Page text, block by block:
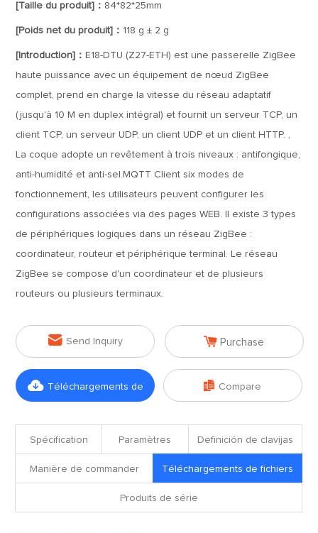
[Taille du produit]： 84*82*25mm
[Poids net du produit]： 118 g ± 2 g
[Introduction]： E18-DTU (Z27-ETH) est une passerelle ZigBee
haute puissance avec un équipement de nœud ZigBee
complet, prend en charge la vitesse du réseau adaptatif
(jusqu'à 10 M en duplex intégral) et fournit un serveur TCP, un
client TCP, un serveur UDP, un client UDP et un client HTTP. ,
La coque adopte un revêtement à trois niveaux : antifongique,
anti-humidité et anti-sel.MQTT Client six modes de
fonctionnement, les utilisateurs peuvent configurer les
configurations associées via des pages WEB. Il existe 3 types
de périphériques logiques dans un réseau ZigBee :
coordinateur, routeur et périphérique terminal. Le réseau
ZigBee se compose d'un coordinateur et de plusieurs
routeurs ou plusieurs terminaux.
 Send Inquiry  Purchase
 Téléchargements de  Compare
Spécification Paramètres Definición de clavijas
Manière de commander Téléchargements de fichiers
Produits de série